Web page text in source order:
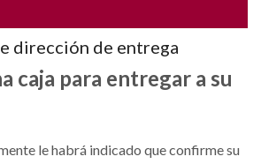
dirección de entrega
caja para entregar a su
le habrá indicado que confirme su